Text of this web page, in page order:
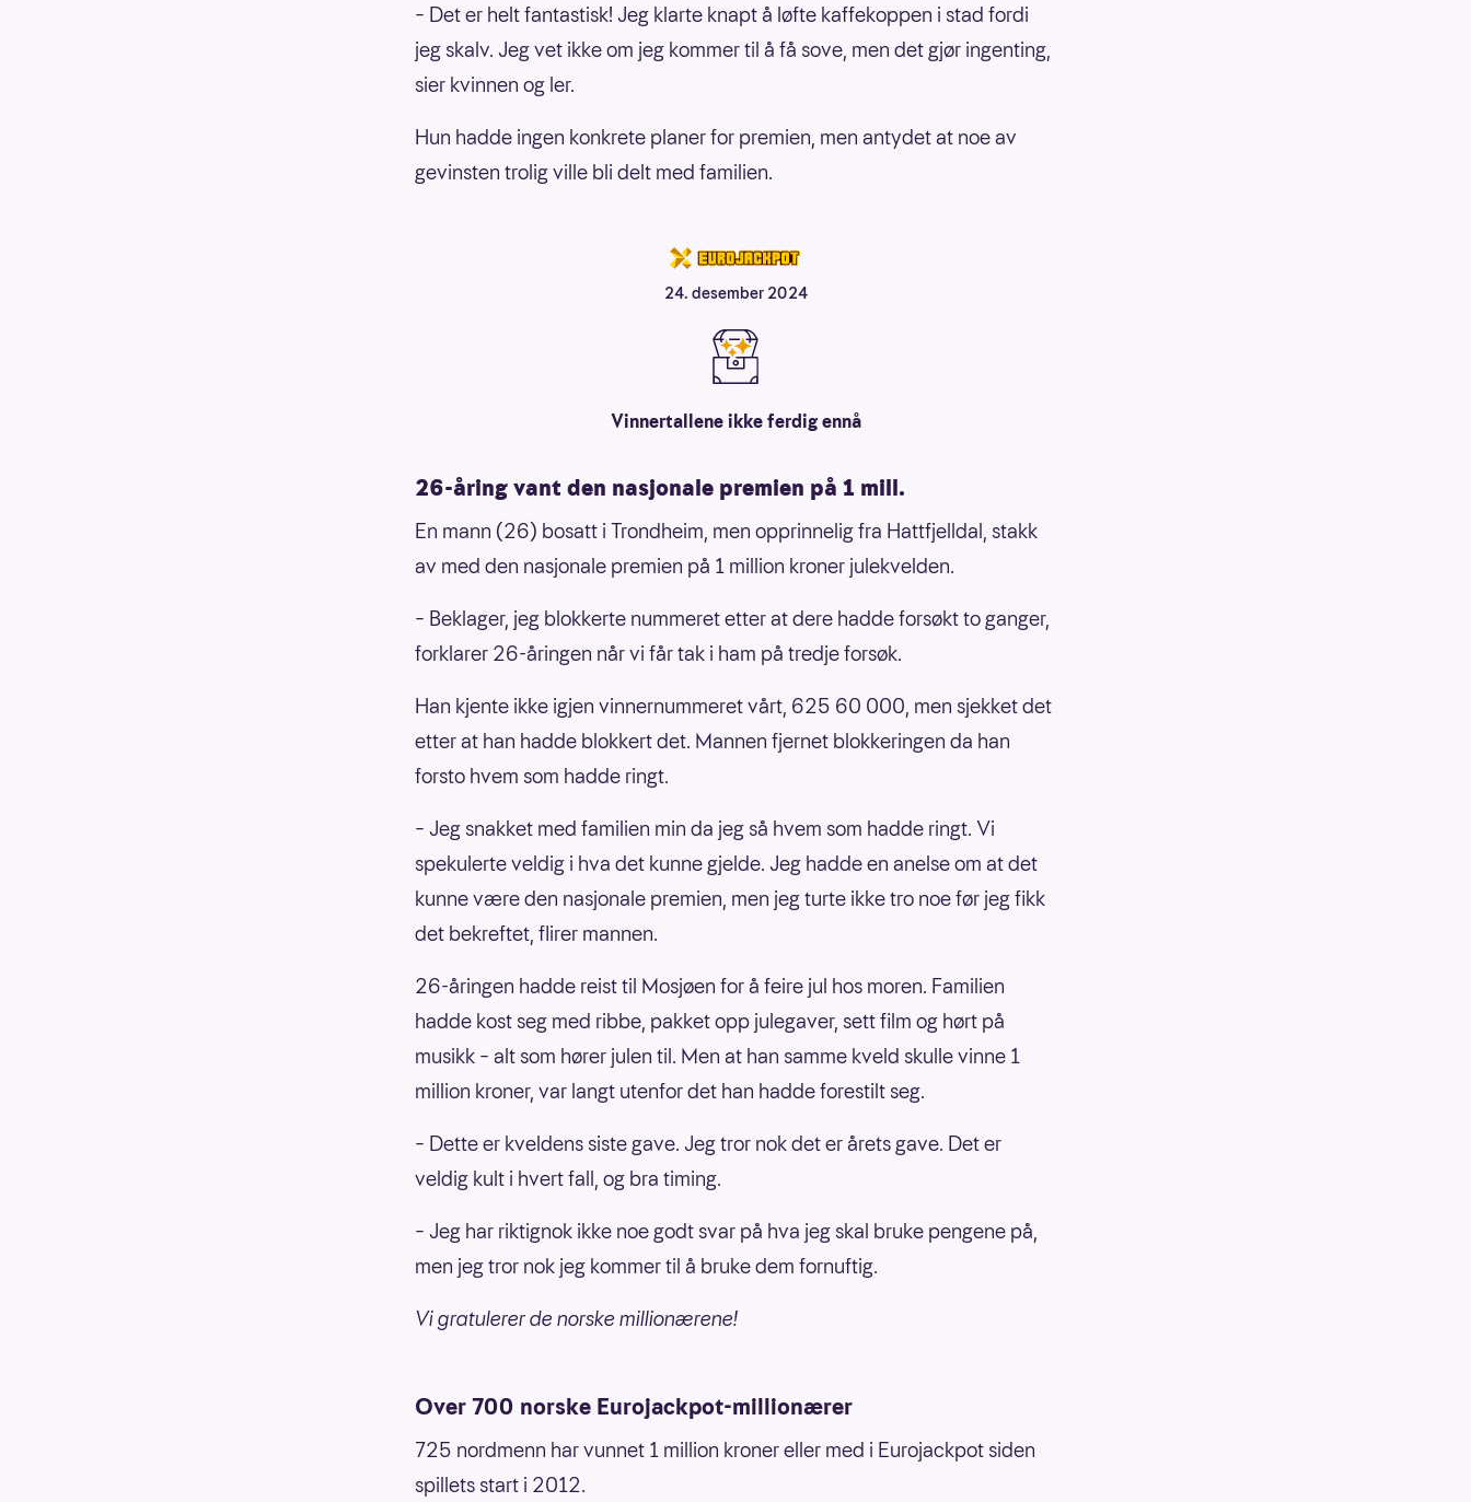
– Det er helt fantastisk! Jeg klarte knapt å løfte kaffekoppen i stad fordi
jeg skalv. Jeg vet ikke om jeg kommer til å få sove, men det gjør ingenting,
sier kvinnen og ler.
Hun hadde ingen konkrete planer for premien, men antydet at noe av
gevinsten trolig ville bli delt med familien.
24. desember 2024
Vinnertallene ikke ferdig ennå
26-åring vant den nasjonale premien på 1 mill.
En mann (26) bosatt i Trondheim, men opprinnelig fra Hattfjelldal, stakk
av med den nasjonale premien på 1 million kroner julekvelden.
– Beklager, jeg blokkerte nummeret etter at dere hadde forsøkt to ganger,
forklarer 26-åringen når vi får tak i ham på tredje forsøk.
Han kjente ikke igjen vinnernummeret vårt, 625 60 000, men sjekket det
etter at han hadde blokkert det. Mannen fjernet blokkeringen da han
forsto hvem som hadde ringt.
– Jeg snakket med familien min da jeg så hvem som hadde ringt. Vi
spekulerte veldig i hva det kunne gjelde. Jeg hadde en anelse om at det
kunne være den nasjonale premien, men jeg turte ikke tro noe før jeg fikk
det bekreftet, flirer mannen.
26-åringen hadde reist til Mosjøen for å feire jul hos moren. Familien
hadde kost seg med ribbe, pakket opp julegaver, sett film og hørt på
musikk – alt som hører julen til. Men at han samme kveld skulle vinne 1
million kroner, var langt utenfor det han hadde forestilt seg.
– Dette er kveldens siste gave. Jeg tror nok det er årets gave. Det er
veldig kult i hvert fall, og bra timing.
– Jeg har riktignok ikke noe godt svar på hva jeg skal bruke pengene på,
men jeg tror nok jeg kommer til å bruke dem fornuftig.
Vi gratulerer de norske millionærene!
Over 700 norske Eurojackpot-millionærer
725 nordmenn har vunnet 1 million kroner eller med i Eurojackpot siden
spillets start i 2012.